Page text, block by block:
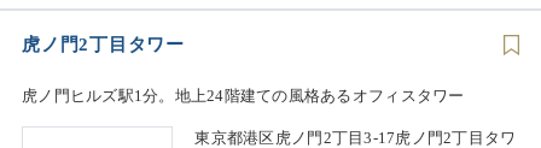
虎ノ門2丁目タワー
虎ノ門ヒルズ駅1分。地上24階建ての風格あるオフィスタワー
東京都港区虎ノ門2丁目3-17虎ノ門2丁目タワ